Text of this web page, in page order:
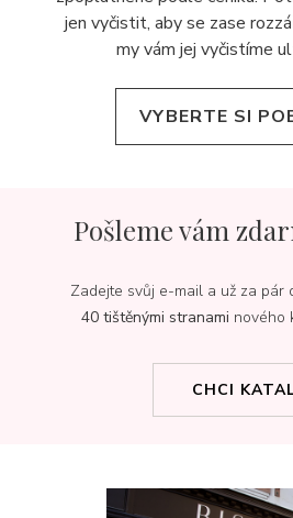
jen vyčistit, aby se zase
my vám jej vyčistíme
VYBERTE SI
Pošleme vám
Zadejte svůj e-mail a už za pár
40 tištěnými stranami nového
CHCI